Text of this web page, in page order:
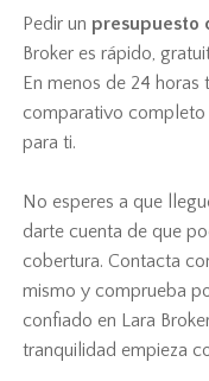
Pedir un presupuesto
Broker es rápido,
En menos de 24 horas
comparativo completo
para ti.
No esperes a que
darte cuenta de que
cobertura. Contacta
mismo y comprueba
confiado en Lara
tranquilidad empieza